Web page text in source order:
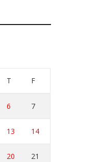
T F
6 7
13 14
20 21